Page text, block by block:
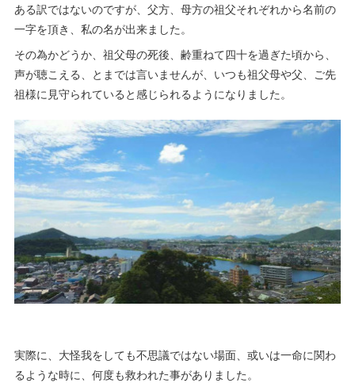
ある訳ではないのですが、父方、母方の祖父それぞれから名前の
一字を頂き、私の名が出来ました。
その為かどうか、祖父母の死後、齢重ねて四十を過ぎた頃から、
声が聴こえる、とまでは言いませんが、いつも祖父母や父、ご先
祖様に見守られていると感じられるようになりました。
実際に、大怪我をしても不思議ではない場面、或いは一命に関わ
るような時に、何度も救われた事がありました。